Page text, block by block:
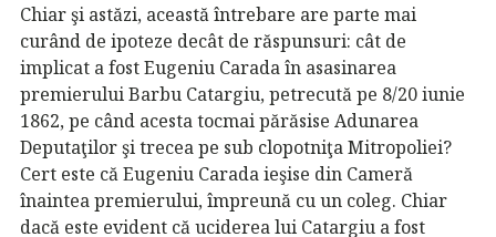
Chiar şi astăzi, această întrebare are parte mai
curând de ipoteze decât de răspunsuri: cât de
implicat a fost Eugeniu Carada în asasinarea
premierului Barbu Catargiu, petrecută pe 8/20 iunie
1862, pe când acesta tocmai părăsise Adunarea
Deputaţilor şi trecea pe sub clopotniţa Mitropoliei?
Cert este că Eugeniu Carada ieşise din Cameră
înaintea premierului, împreună cu un coleg. Chiar
dacă este evident că uciderea lui Catargiu a fost